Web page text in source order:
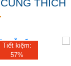
THÍCH
Tiết kiệm:
57%